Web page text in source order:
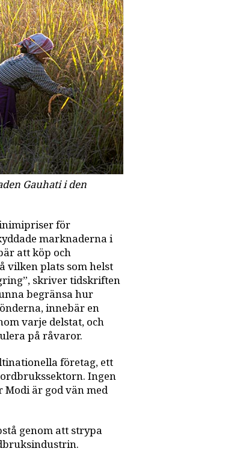
Gauhati i den
för
marknaderna i
att köp och
vilken plats som helst
skriver tidskriften
begränsa hur
innebär en
varje delstat, och
på råvaror.
företag, ett
Ingen
är god vän med
genom att strypa